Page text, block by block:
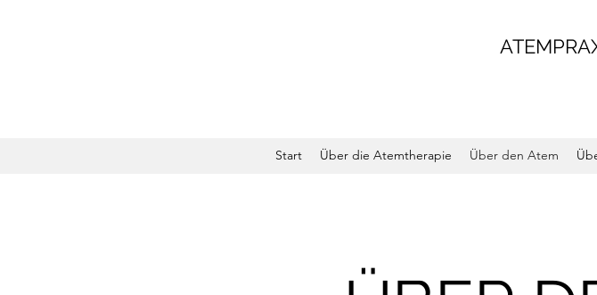
Start Über die Atemtherapie Über den Atem